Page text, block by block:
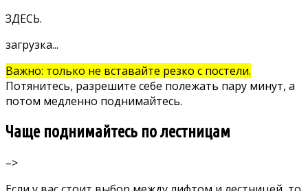
ЗДЕСЬ.
загрузка...
Важно: только не вставайте резко с постели.
Потянитесь, разрешите себе полежать пару минут, а
потом медленно поднимайтесь.
Чаще поднимайтесь по лестницам
–>